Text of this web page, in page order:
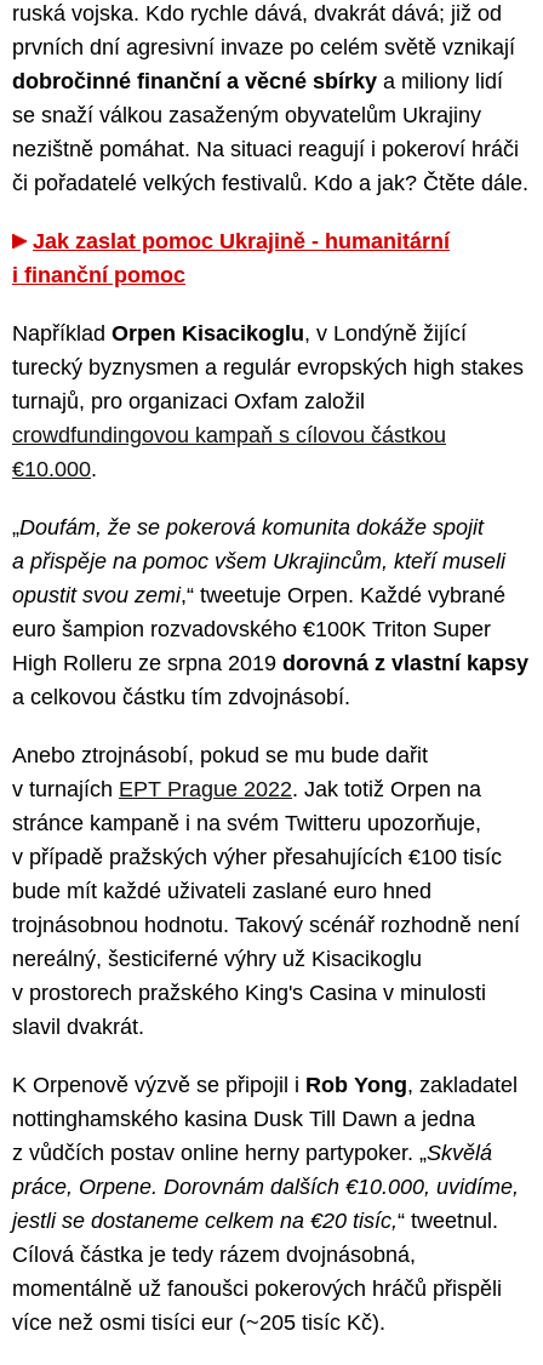
ruská vojska. Kdo rychle dává, dvakrát dává; již od
prvních dní agresivní invaze po celém světě vznikají
dobročinné finanční a věcné sbírky a miliony lidí
se snaží válkou zasaženým obyvatelům Ukrajiny
nezištně pomáhat. Na situaci reagují i pokeroví hráči
či pořadatelé velkých festivalů. Kdo a jak? Čtěte dále.
Jak zaslat pomoc Ukrajině - humanitární
i finanční pomoc
Například Orpen Kisacikoglu, v Londýně žijící
turecký byznysmen a regulár evropských high stakes
turnajů, pro organizaci Oxfam založil
crowdfundingovou kampaň s cílovou částkou
€10.000.
„Doufám, že se pokerová komunita dokáže spojit
a přispěje na pomoc všem Ukrajincům, kteří museli
opustit svou zemi,“ tweetuje Orpen. Každé vybrané
euro šampion rozvadovského €100K Triton Super
High Rolleru ze srpna 2019 dorovná z vlastní kapsy
a celkovou částku tím zdvojnásobí.
Anebo ztrojnásobí, pokud se mu bude dařit
v turnajích EPT Prague 2022. Jak totiž Orpen na
stránce kampaně i na svém Twitteru upozorňuje,
v případě pražských výher přesahujících €100 tisíc
bude mít každé uživateli zaslané euro hned
trojnásobnou hodnotu. Takový scénář rozhodně není
nereálný, šesticiferné výhry už Kisacikoglu
v prostorech pražského King's Casina v minulosti
slavil dvakrát.
K Orpenově výzvě se připojil i Rob Yong, zakladatel
nottinghamského kasina Dusk Till Dawn a jedna
z vůdčích postav online herny partypoker. „Skvělá
práce, Orpene. Dorovnám dalších €10.000, uvidíme,
jestli se dostaneme celkem na €20 tisíc,“ tweetnul.
Cílová částka je tedy rázem dvojnásobná,
momentálně už fanoušci pokerových hráčů přispěli
více než osmi tisíci eur (~205 tisíc Kč).